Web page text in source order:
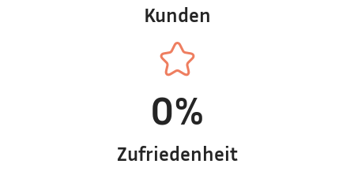
Kunden
Zufriedenheit
0%